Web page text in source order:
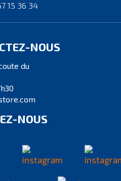
15 36 34
NOUS
du
NOUS